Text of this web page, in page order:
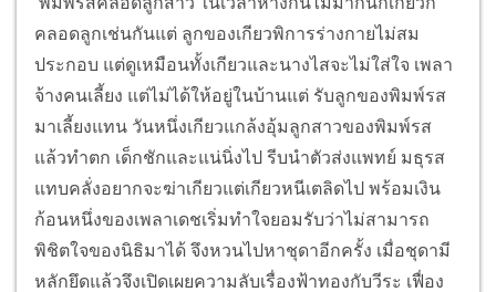
คลอดลูกเช่นกันแต่ ลูกของเกียวพิการร่างกายไม่สม
ประกอบ แต่ดูเหมือนทั้งเกียวและนางไสจะไม่ใส่ใจ เพลา
จ้างคนเลี้ยง แต่ไม่ได้ให้อยู่ในบ้านแต่ รับลูกของพิมพ์รส
มาเลี้ยงแทน วันหนึ่งเกียวแกล้งอุ้มลูกสาวของพิมพ์รส
แล้วทำตก เด็กชักและแน่นิ่งไป รีบนำตัวส่งแพทย์ มธุรส
แทบคลั่งอยากจะฆ่าเกียวแต่เกียวหนีเตลิดไป พร้อมเงิน
ก้อนหนึ่งของเพลาเดชเริ่มทำใจยอมรับว่าไม่สามารถ
พิชิตใจของนิธิมาได้ จึงหวนไปหาชุดาอีกครั้ง เมื่อชุดามี
หลักยึดแล้วจึงเปิดเผยความลับเรื่องฟ้าทองกับวีระ เฟื่อง